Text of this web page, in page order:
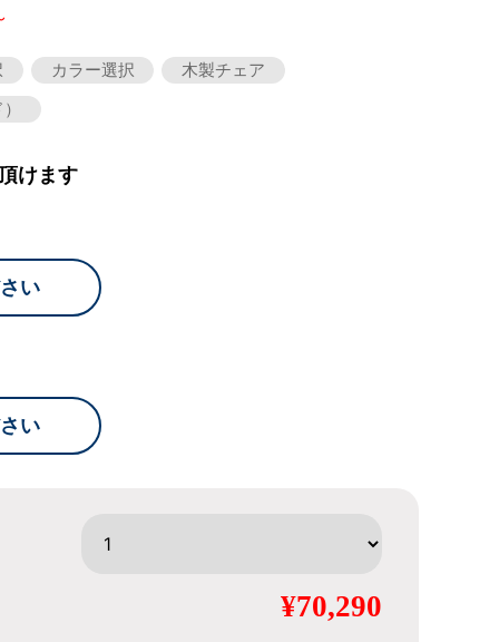
カラー選択
木製チェア
けます
い
い
¥70,290